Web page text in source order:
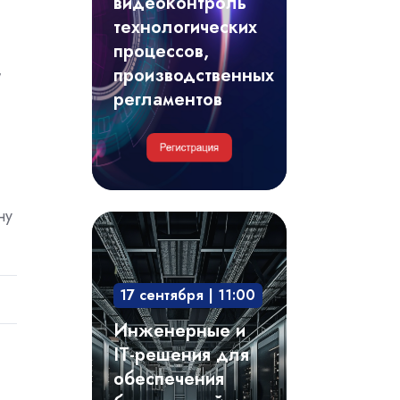
регламентов
технологических
процессов,
производственных
регламентов
Инженерные
и
IT-
решения
для
обеспечения
безотказной
17 сентября | 11:00
Инженерные и
IT-решения для
обеспечения